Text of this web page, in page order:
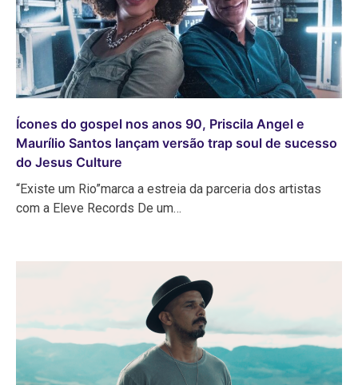
Ícones do gospel nos anos 90, Priscila Angel e
Maurílio Santos lançam versão trap soul de sucesso
do Jesus Culture
“Existe um Rio”marca a estreia da parceria dos artistas
com a Eleve Records De um…